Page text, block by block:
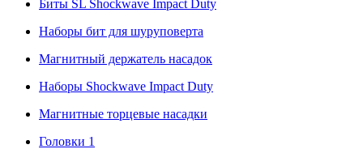
Биты SL Shockwave Impact Duty
Наборы бит для шуруповерта
Магнитный держатель насадок
Наборы Shockwave Impact Duty
Магнитные торцевые насадки
Головки 1